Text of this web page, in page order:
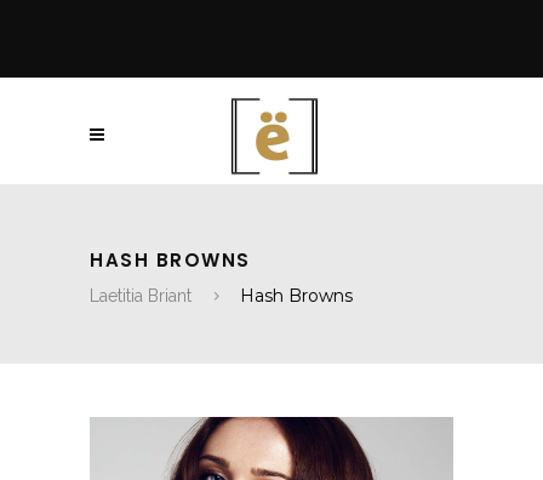
HASH BROWNS
Laetitia Briant Hash Browns